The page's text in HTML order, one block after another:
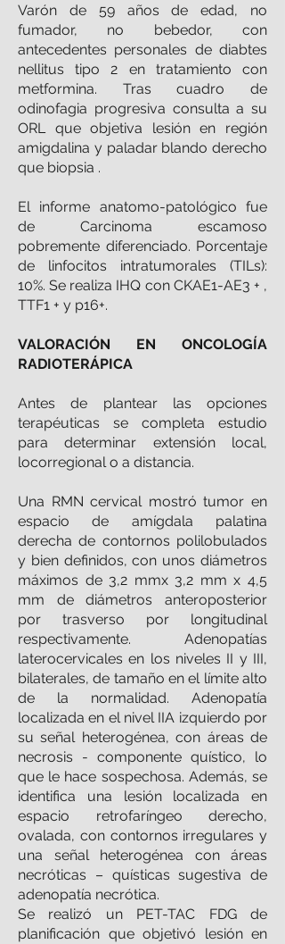
Varón de 59 años de edad, no
fumador, no bebedor, con
antecedentes personales de diabtes
nellitus tipo 2 en tratamiento con
metformina. Tras cuadro de
odinofagia progresiva consulta a su
ORL que objetiva lesión en región
amigdalina y paladar blando derecho
que biopsia .
El informe anatomo-patológico fue
de Carcinoma escamoso
pobremente diferenciado. Porcentaje
de linfocitos intratumorales (TILs):
10%. Se realiza IHQ con CKAE1-AE3 + ,
TTF1 + y p16+.
VALORACIÓN EN ONCOLOGÍA
RADIOTERÁPICA
Antes de plantear las opciones
terapéuticas se completa estudio
para determinar extensión local,
locorregional o a distancia.
Una RMN cervical mostró tumor en
espacio de amígdala palatina
derecha de contornos polilobulados
y bien definidos, con unos diámetros
máximos de 3,2 mmx 3,2 mm x 4,5
mm de diámetros anteroposterior
por trasverso por longitudinal
respectivamente. Adenopatías
laterocervicales en los niveles II y III,
bilaterales, de tamaño en el límite alto
de la normalidad. Adenopatía
localizada en el nivel IIA izquierdo por
su señal heterogénea, con áreas de
necrosis - componente quístico, lo
que le hace sospechosa. Además, se
identifica una lesión localizada en
espacio retrofaríngeo derecho,
ovalada, con contornos irregulares y
una señal heterogénea con áreas
necróticas – quísticas sugestiva de
adenopatía necrótica.
Se realizó un PET-TAC FDG de
planificación que objetivó lesión en